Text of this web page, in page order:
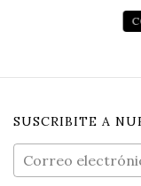
SUSCRIBITE A